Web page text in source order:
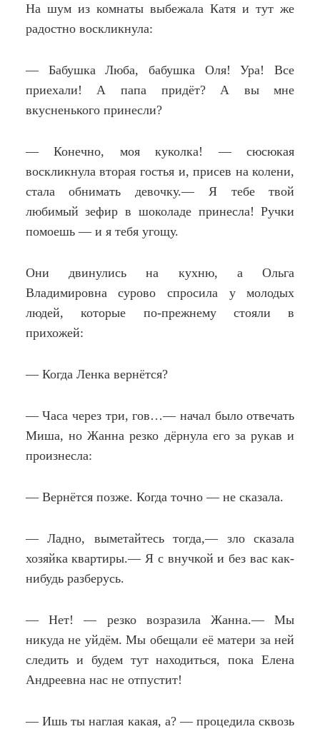
На шум из комнаты выбежала Катя и тут же
радостно воскликнула:
— Бабушка Люба, бабушка Оля! Ура! Все
приехали! А папа придёт? А вы мне
вкусненького принесли?
— Конечно, моя куколка! — сюсюкая
воскликнула вторая гостья и, присев на колени,
стала обнимать девочку.— Я тебе твой
любимый зефир в шоколаде принесла! Ручки
помоешь — и я тебя угощу.
Они двинулись на кухню, а Ольга
Владимировна сурово спросила у молодых
людей, которые по-прежнему стояли в
прихожей:
— Когда Ленка вернётся?
— Часа через три, гов…— начал было отвечать
Миша, но Жанна резко дёрнула его за рукав и
произнесла:
— Вернётся позже. Когда точно — не сказала.
— Ладно, выметайтесь тогда,— зло сказала
хозяйка квартиры.— Я с внучкой и без вас как-
нибудь разберусь.
— Нет! — резко возразила Жанна.— Мы
никуда не уйдём. Мы обещали её матери за ней
следить и будем тут находиться, пока Елена
Андреевна нас не отпустит!
— Ишь ты наглая какая, а? — процедила сквозь